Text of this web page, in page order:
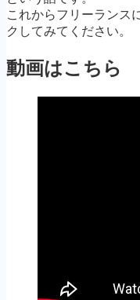
これからフリーランス
クしてみてください。
動画はこちら